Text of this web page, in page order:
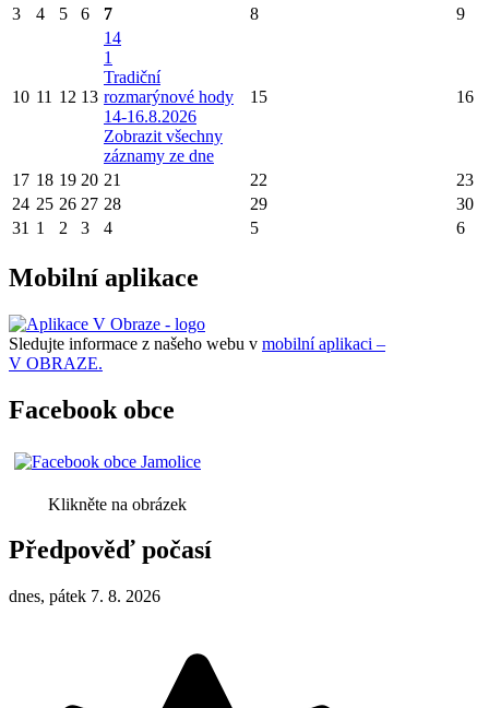
3 4 5 6 7 8 9
10 11 12 13
14
1
Tradiční
rozmarýnové hody
14-16.8.2026
Zobrazit všechny
záznamy ze dne
15 16
17 18 19 20 21 22
23
24 25 26 27 28 29
30
31 1 2 3 4 5 6
Mobilní aplikace
Sledujte informace z našeho webu v mobilní aplikaci –
V OBRAZE.
Facebook obce
Klikněte na obrázek
Předpověď počasí
dnes, pátek 7. 8. 2026